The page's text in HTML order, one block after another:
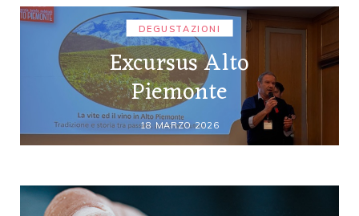
DEGUSTAZIONI
Excursus Alto
Piemonte
18 MARZO 2026